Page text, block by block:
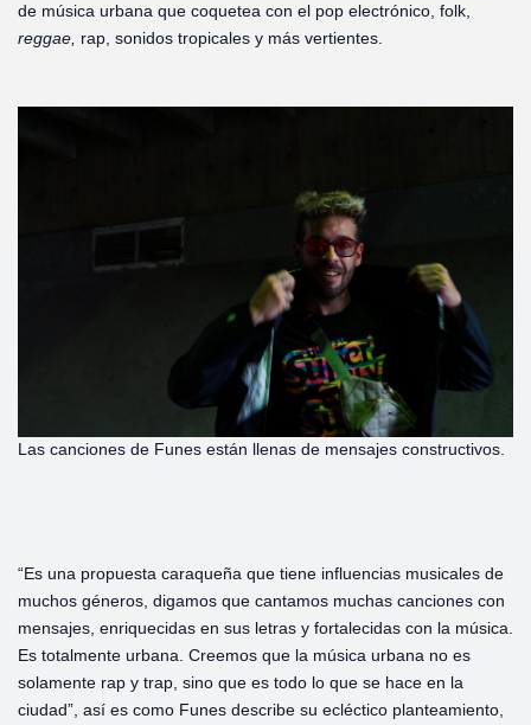
de música urbana que coquetea con el pop electrónico, folk,
reggae, rap, sonidos tropicales y más vertientes.
Las canciones de Funes están llenas de mensajes constructivos.
“Es una propuesta caraqueña que tiene influencias musicales de
muchos géneros, digamos que cantamos muchas canciones con
mensajes, enriquecidas en sus letras y fortalecidas con la música.
Es totalmente urbana. Creemos que la música urbana no es
solamente rap y trap, sino que es todo lo que se hace en la
ciudad”, así es como Funes describe su ecléctico planteamiento,